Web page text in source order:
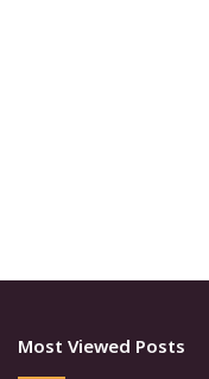
Most Viewed Posts